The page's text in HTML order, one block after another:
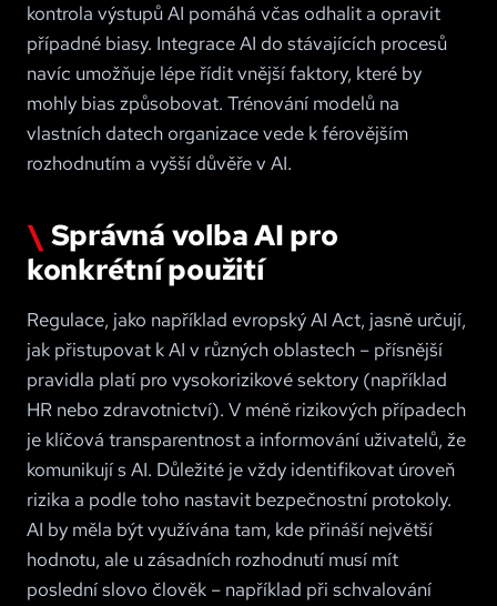
kontrola výstupů AI pomáhá včas odhalit a opravit
případné biasy. Integrace AI do stávajících procesů
navíc umožňuje lépe řídit vnější faktory, které by
mohly bias způsobovat. Trénování modelů na
vlastních datech organizace vede k férovějším
rozhodnutím a vyšší důvěře v AI.
Správná volba AI pro
konkrétní použití
Regulace, jako například evropský AI Act, jasně určují,
jak přistupovat k AI v různých oblastech – přísnější
pravidla platí pro vysokorizikové sektory (například
HR nebo zdravotnictví). V méně rizikových případech
je klíčová transparentnost a informování uživatelů, že
komunikují s AI. Důležité je vždy identifikovat úroveň
rizika a podle toho nastavit bezpečnostní protokoly.
AI by měla být využívána tam, kde přináší největší
hodnotu, ale u zásadních rozhodnutí musí mít
poslední slovo člověk – například při schvalování